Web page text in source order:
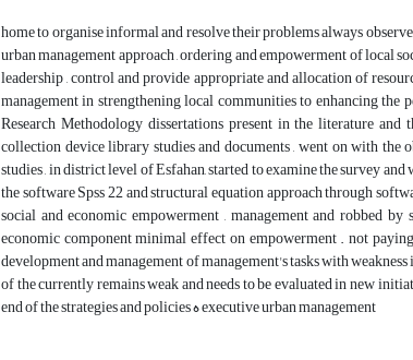
home to organise informal and resolve their problems always
urban management approach , ordering and empowerment of local
leadership , control and provide appropriate and allocation of
management in strengthening local communities to enhancing
Research Methodology dissertations present in the literature
collection device library studies and documents , went on with
studies , in district level of Esfahan, started to examine the survey
the software Spss 22 and structural equation approach through
social and economic empowerment , management and robbed
economic component minimal effect on empowerment . not
development and management of management's tasks with
of the currently remains weak and needs to be evaluated in new
end of the strategies and policies ه executive urban management